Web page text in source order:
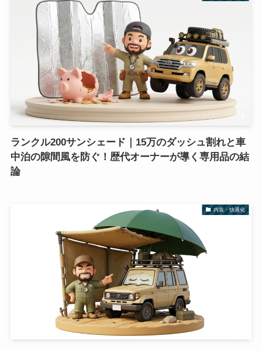
ランクル200サンシェード｜15万のダッシュ割れと車
中泊の隙間風を防ぐ！歴代オーナーが導く専用品の結
論
内装・快適化